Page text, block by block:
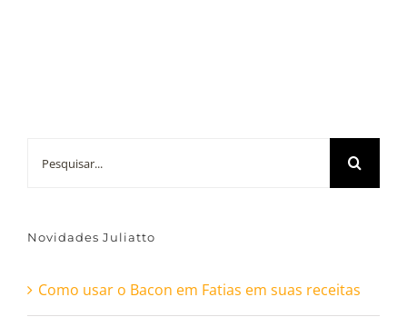
Novidades Juliatto
Como usar o Bacon em Fatias em suas receitas